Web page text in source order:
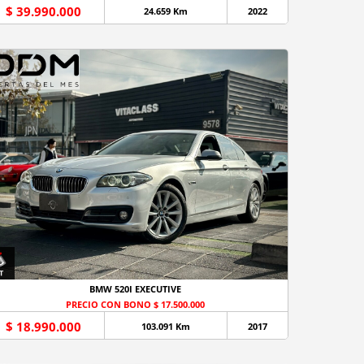
$ 39.990.000 24.659 Km 2022
BMW 520I EXECUTIVE
PRECIO CON BONO $ 17.500.000
$ 18.990.000 103.091 Km 2017